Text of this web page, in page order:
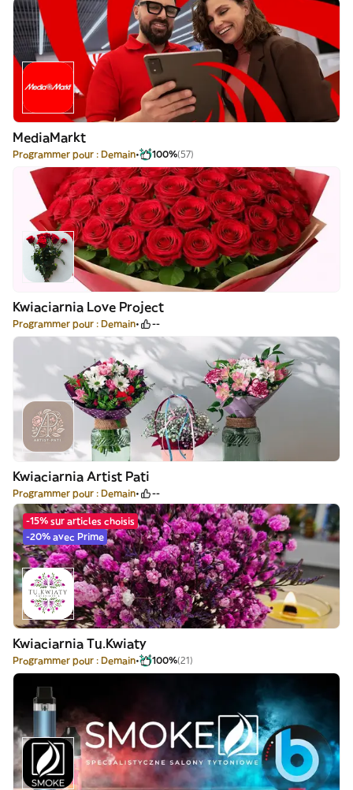
MediaMarkt
Programmer pour : Demain 100%(57)
Kwiaciarnia Love Project
Programmer pour : Demain --
Kwiaciarnia Artist Pati
Programmer pour : Demain --
-15% sur articles choisis
-20% avec Prime
Kwiaciarnia Tu.Kwiaty
Programmer pour : Demain 100%(21)